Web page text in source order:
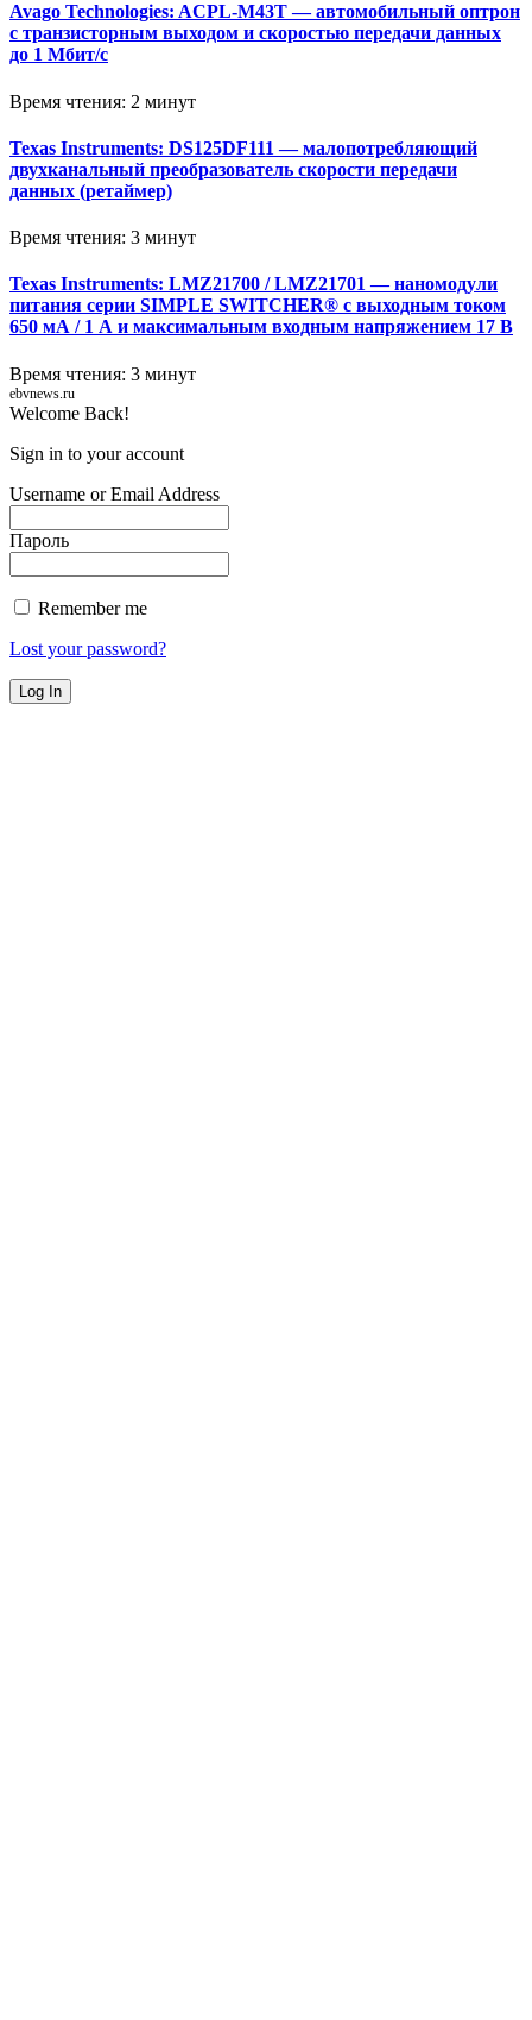
Avago Technologies: ACPL-M43T — автомобильный оптрон
с транзисторным выходом и скоростью передачи данных
до 1 Мбит/с
Время чтения: 2 минут
Texas Instruments: DS125DF111 — малопотребляющий
двухканальный преобразователь скорости передачи
данных (ретаймер)
Время чтения: 3 минут
Texas Instruments: LMZ21700 / LMZ21701 — наномодули
питания серии SIMPLE SWITCHER® с выходным током
650 мА / 1 А и максимальным входным напряжением 17 В
Время чтения: 3 минут
ebvnews.ru
Welcome Back!
Sign in to your account
Username or Email Address
Пароль
Remember me
Lost your password?